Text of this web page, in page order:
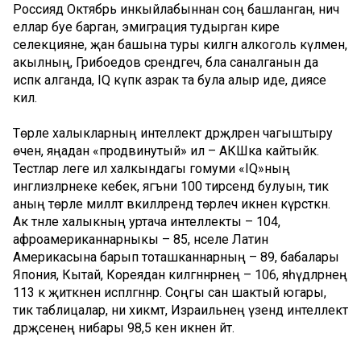
Россиядә Октябрь инкыйлабыннан соң башланган, ничә
еллар буе барган, эмиграция тудырган кире
селекцияне, җан башына туры килгән алкоголь күләмен,
акылның, Грибоедов әсәрендәгечә, бәла саналганын да
исәпкә алганда, IQ күпкә азрак та була алыр иде, диясе
килә.
Төрле халыкларның интеллект дәрәҗәләрен чагыштыру
өчен, яңадан «продвинутый» ил – АКШка кайтыйк.
Тестлар әлеге ил халкындагы гомуми «IQ»ның
инглизләрнеке кебек, ягъни 100 тирәсендә булуын, тик
аның төрле милләт вәкилләрендә төрлечә икәнен күрсәткән.
Ак тәнле халыкның уртача интеллекты – 104,
афроамериканнарныкы – 85, нәселе Латин
Америкасына барып тоташканнарның – 89, бабалары
Япония, Кытай, Кореядан килгәннәрнең – 106, яһүдләрнең
113 кә җиткәнен исәпләгәннәр. Соңгы сан шактый югары,
тик таблицалар, ни хикмәт, Израильнең үзендә интеллект
дәрәҗәсенең нибары 98,5 кенә икәнен әйтә.